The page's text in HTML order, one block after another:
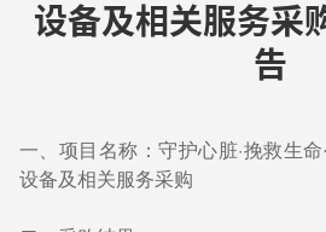
设备及相关服务采
告
一、项目名称：守护心脏·挽救生
设备及相关服务采购